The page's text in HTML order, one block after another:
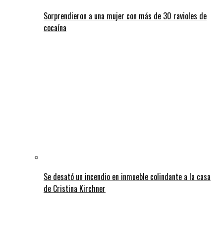
Sorprendieron a una mujer con más de 30 ravioles de
cocaína
Se desató un incendio en inmueble colindante a la casa
de Cristina Kirchner